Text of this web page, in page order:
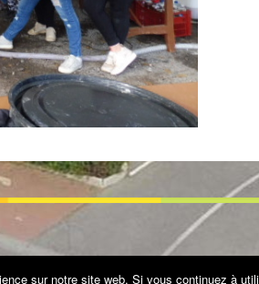
sur notre site web. Si vous continuez à